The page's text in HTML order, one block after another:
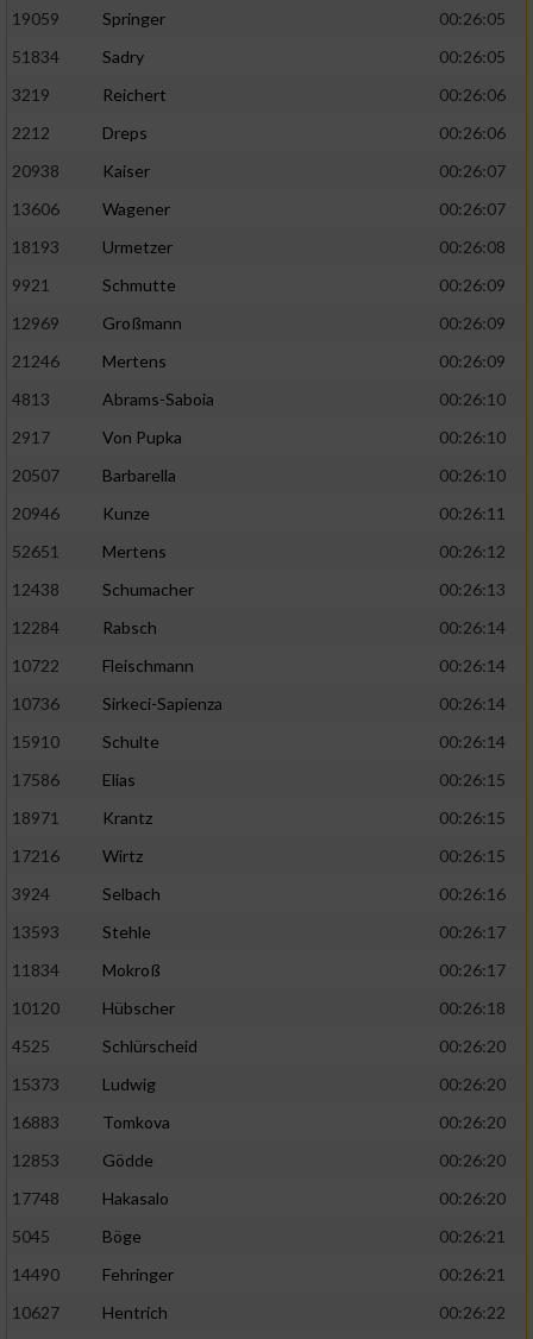
19059
Springer
00:26:05
51834
Sadry
00:26:05
3219
Reichert
00:26:06
2212
Dreps
00:26:06
20938
Kaiser
00:26:07
13606
Wagener
00:26:07
18193
Urmetzer
00:26:08
9921
Schmutte
00:26:09
12969
Großmann
00:26:09
21246
Mertens
00:26:09
4813
Abrams-Saboia
00:26:10
2917
Von Pupka
00:26:10
20507
Barbarella
00:26:10
20946
Kunze
00:26:11
52651
Mertens
00:26:12
12438
Schumacher
00:26:13
12284
Rabsch
00:26:14
10722
Fleischmann
00:26:14
10736
Sirkeci-Sapienza
00:26:14
15910
Schulte
00:26:14
17586
Elias
00:26:15
18971
Krantz
00:26:15
17216
Wirtz
00:26:15
3924
Selbach
00:26:16
13593
Stehle
00:26:17
11834
Mokroß
00:26:17
10120
Hübscher
00:26:18
4525
Schlürscheid
00:26:20
15373
Ludwig
00:26:20
16883
Tomkova
00:26:20
12853
Gödde
00:26:20
17748
Hakasalo
00:26:20
5045
Böge
00:26:21
14490
Fehringer
00:26:21
10627
Hentrich
00:26:22